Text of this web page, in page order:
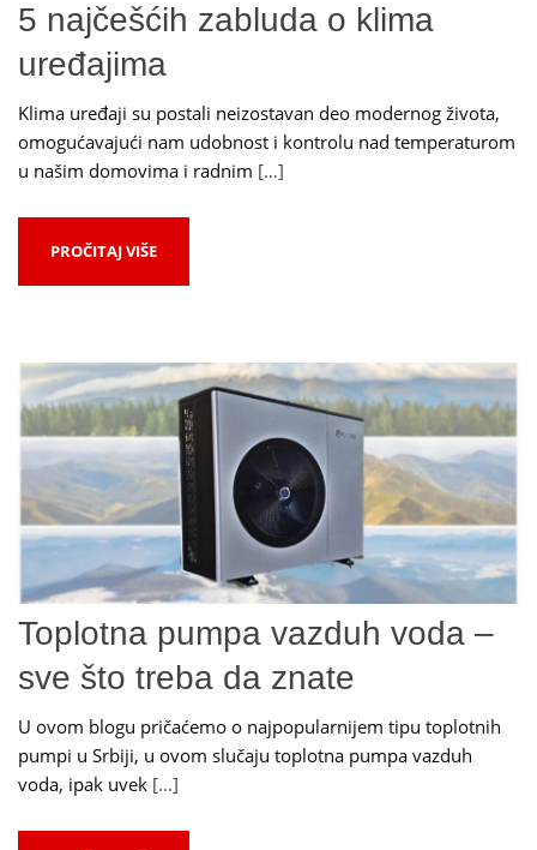
5 najčešćih zabluda o klima
uređajima
Klima uređaji su postali neizostavan deo modernog života,
omogućavajući nam udobnost i kontrolu nad temperaturom
u našim domovima i radnim […]
PROČITAJ VIŠE
Toplotna pumpa vazduh voda –
sve što treba da znate
U ovom blogu pričaćemo o najpopularnijem tipu toplotnih
pumpi u Srbiji, u ovom slučaju toplotna pumpa vazduh
voda, ipak uvek […]